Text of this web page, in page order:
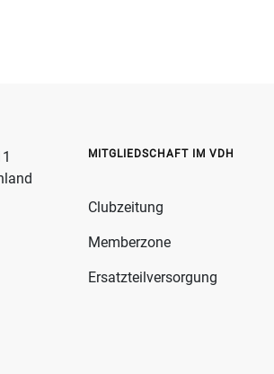
MITGLIEDSCHAFT IM VDH
Clubzeitung
Memberzone
Ersatzteilversorgung